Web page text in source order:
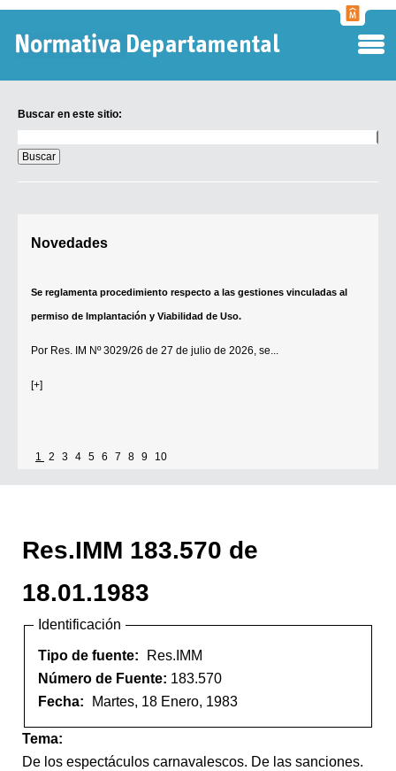
Buscar en este sitio:
en
este
sitio:
Novedades
Se reglamenta procedimiento respecto a las gestiones vinculadas al
permiso de Implantación y Viabilidad de Uso.
Por Res. IM Nº 3029/26 de 27 de julio de 2026, se...
[+]
1 2 3 4 5 6 7 8 9 10
Res.IMM 183.570 de
18.01.1983
Identificación
Tipo de fuente:
Res.IMM
Número de Fuente: 183.570
Fecha:
Martes, 18 Enero, 1983
Tema:
De los espectáculos carnavalescos. De las sanciones.